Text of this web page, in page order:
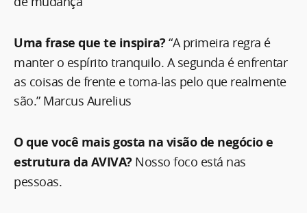
Uma frase que te inspira?“A primeira regra é
manter o espírito tranquilo. A segunda é enfrentar
as coisas de frente e toma-las pelo que realmente
são.” Marcus Aurelius
O que você mais gosta na visão de negócio e
estrutura da AVIVA?Nosso foco está nas
pessoas.